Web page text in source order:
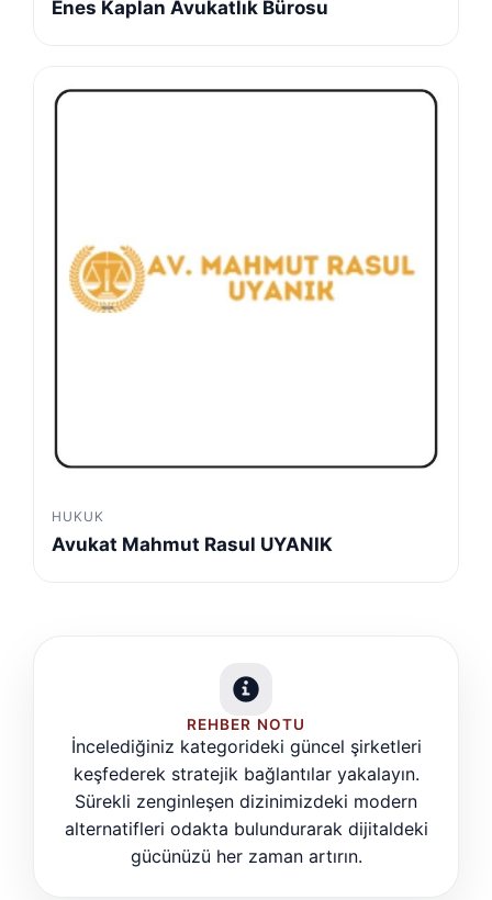
Enes Kaplan Avukatlık Bürosu
HUKUK
Avukat Mahmut Rasul UYANIK
REHBER NOTU
İncelediğiniz kategorideki güncel şirketleri
keşfederek stratejik bağlantılar yakalayın.
Sürekli zenginleşen dizinimizdeki modern
alternatifleri odakta bulundurarak dijitaldeki
gücünüzü her zaman artırın.